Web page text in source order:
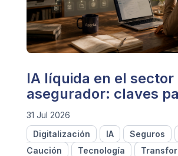
IA líquida en el sector
asegurador: claves
conocer y trazar su
31 Jul 2026
Digitalización
IA Seguros
Caución
Tecnología